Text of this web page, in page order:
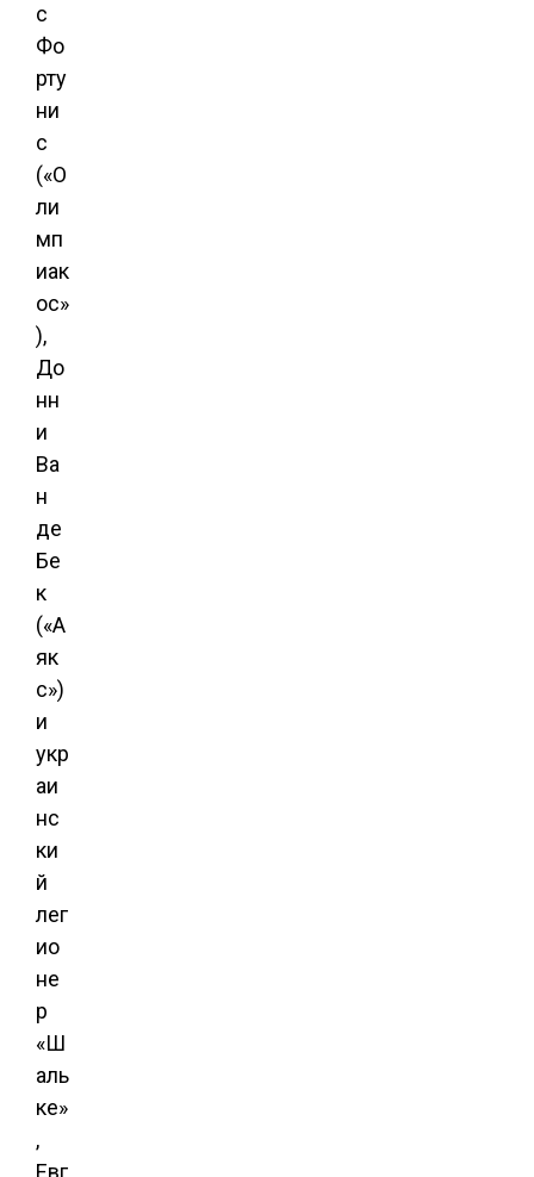
с
Фо
рту
ни
с
(«О
ли
мп
иак
ос»
),
До
нн
и
Ва
н
де
Бе
к
(«А
як
с»)
и
укр
аи
нс
ки
й
лег
ио
не
р
«Ш
аль
ке»
,
Евг